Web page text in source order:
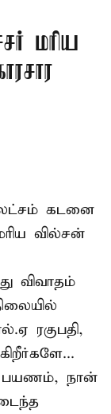
மரிய
லட்சம் கடனை
வில்சன்
விவாதம்
ரகுபதி,
பயணம், நான்